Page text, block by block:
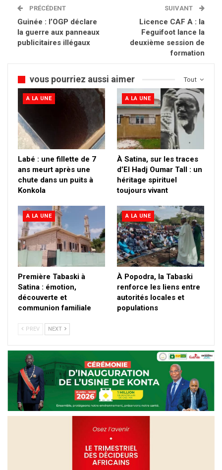
PRÉCÉDENT
Guinée : l’OGP déclare
la guerre aux panneaux
publicitaires illégaux
SUIVANT
Licence CAF A : la
Feguifoot lance la
deuxième session de
formation
Tout
vous pourriez aussi aimer
A LA UNE
Labé : une fillette de 7
ans meurt après une
chute dans un puits à
Konkola
A LA UNE
À Satina, sur les traces
d’El Hadj Oumar Tall : un
héritage spirituel
toujours vivant
A LA UNE
Première Tabaski à
Satina : émotion,
découverte et
communion familiale
A LA UNE
À Popodra, la Tabaski
renforce les liens entre
autorités locales et
populations
PREV NEXT